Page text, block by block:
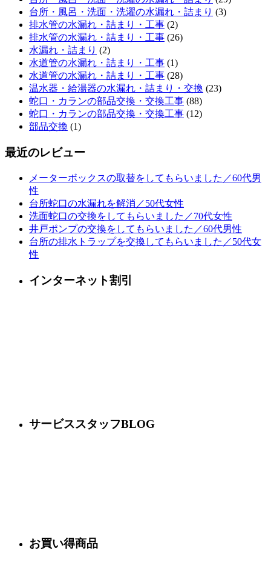
台所・風呂・洗面・洗濯の水漏れ・詰まり (3)
排水管の水漏れ・詰まり・工事 (2)
排水管の水漏れ・詰まり・工事 (26)
水漏れ・詰まり (2)
水道管の水漏れ・詰まり・工事 (1)
水道管の水漏れ・詰まり・工事 (28)
温水器・給湯器の水漏れ・詰まり・交換 (23)
蛇口・カランの部品交換・交換工事 (88)
蛇口・カランの部品交換・交換工事 (12)
部品交換 (1)
最近のレビュー
メーターボックスの取替をしてもらいました／60代男
性
台所蛇口の水漏れを解消／50代女性
洗面蛇口の交換をしてもらいました／70代女性
井戸ポンプの交換をしてもらいました／60代男性
台所の排水トラップを交換してもらいました／50代女
性
インターネット割引
サービススタッフBLOG
お買い得商品